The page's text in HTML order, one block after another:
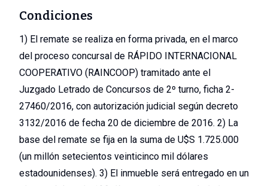
Condiciones
1) El remate se realiza en forma privada, en el marco
del proceso concursal de RÁPIDO INTERNACIONAL
COOPERATIVO (RAINCOOP) tramitado ante el
Juzgado Letrado de Concursos de 2º turno, ficha 2-
27460/2016, con autorización judicial según decreto
3132/2016 de fecha 20 de diciembre de 2016. 2) La
base del remate se fija en la suma de U$S 1.725.000
(un millón setecientos veinticinco mil dólares
estadounidenses). 3) El inmueble será entregado en un